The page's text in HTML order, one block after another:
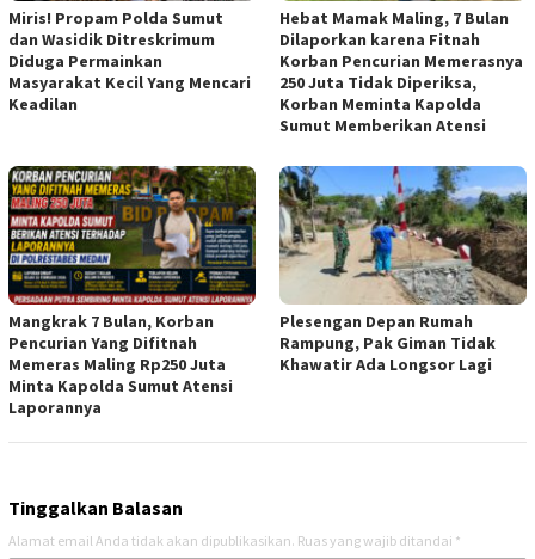
Miris! Propam Polda Sumut
dan Wasidik Ditreskrimum
Diduga Permainkan
Masyarakat Kecil Yang Mencari
Keadilan
Hebat Mamak Maling, 7 Bulan
Dilaporkan karena Fitnah
Korban Pencurian Memerasnya
250 Juta Tidak Diperiksa,
Korban Meminta Kapolda
Sumut Memberikan Atensi
Mangkrak 7 Bulan, Korban
Pencurian Yang Difitnah
Memeras Maling Rp250 Juta
Minta Kapolda Sumut Atensi
Laporannya
Plesengan Depan Rumah
Rampung, Pak Giman Tidak
Khawatir Ada Longsor Lagi
Tinggalkan Balasan
Alamat email Anda tidak akan dipublikasikan. Ruas yang wajib ditandai *